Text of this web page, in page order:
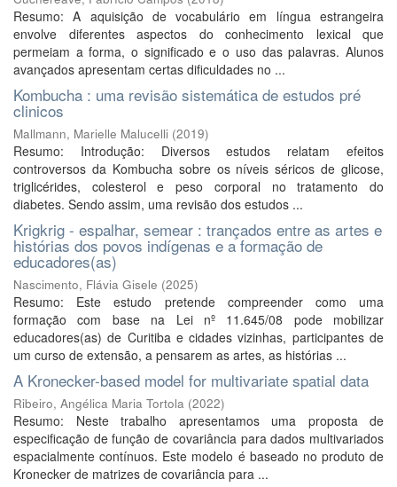
Resumo: A aquisição de vocabulário em língua estrangeira
envolve diferentes aspectos do conhecimento lexical que
permeiam a forma, o significado e o uso das palavras. Alunos
avançados apresentam certas dificuldades no ...
Kombucha : uma revisão sistemática de estudos pré
clinicos
Mallmann, Marielle Malucelli (2019)
Resumo: Introdução: Diversos estudos relatam efeitos
controversos da Kombucha sobre os níveis séricos de glicose,
triglicérides, colesterol e peso corporal no tratamento do
diabetes. Sendo assim, uma revisão dos estudos ...
Krigkrig - espalhar, semear : trançados entre as artes e
histórias dos povos indígenas e a formação de
educadores(as)
Nascimento, Flávia Gisele (2025)
Resumo: Este estudo pretende compreender como uma
formação com base na Lei nº 11.645/08 pode mobilizar
educadores(as) de Curitiba e cidades vizinhas, participantes de
um curso de extensão, a pensarem as artes, as histórias ...
A Kronecker-based model for multivariate spatial data
Ribeiro, Angélica Maria Tortola (2022)
Resumo: Neste trabalho apresentamos uma proposta de
especificação de função de covariância para dados multivariados
espacialmente contínuos. Este modelo é baseado no produto de
Kronecker de matrizes de covariância para ...